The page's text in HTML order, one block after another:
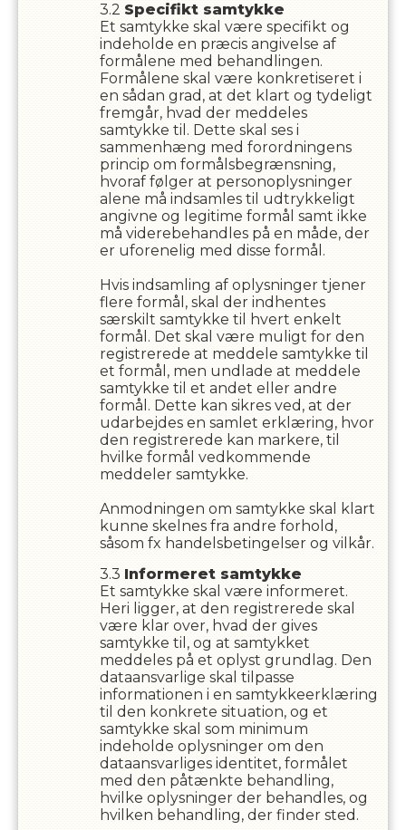
Specifikt samtykke
Et samtykke skal være specifikt og
indeholde en præcis angivelse af
formålene med behandlingen.
Formålene skal være konkretiseret i
en sådan grad, at det klart og tydeligt
fremgår, hvad der meddeles
samtykke til. Dette skal ses i
sammenhæng med forordningens
princip om formålsbegrænsning,
hvoraf følger at personoplysninger
alene må indsamles til udtrykkeligt
angivne og legitime formål samt ikke
må viderebehandles på en måde, der
er uforenelig med disse formål.
Hvis indsamling af oplysninger tjener
flere formål, skal der indhentes
særskilt samtykke til hvert enkelt
formål. Det skal være muligt for den
registrerede at meddele samtykke til
et formål, men undlade at meddele
samtykke til et andet eller andre
formål. Dette kan sikres ved, at der
udarbejdes en samlet erklæring, hvor
den registrerede kan markere, til
hvilke formål vedkommende
meddeler samtykke.
Anmodningen om samtykke skal klart
kunne skelnes fra andre forhold,
såsom fx handelsbetingelser og vilkår.
Informeret samtykke
Et samtykke skal være informeret.
Heri ligger, at den registrerede skal
være klar over, hvad der gives
samtykke til, og at samtykket
meddeles på et oplyst grundlag. Den
dataansvarlige skal tilpasse
informationen i en samtykkeerklæring
til den konkrete situation, og et
samtykke skal som minimum
indeholde oplysninger om den
dataansvarliges identitet, formålet
med den påtænkte behandling,
hvilke oplysninger der behandles, og
hvilken behandling, der finder sted.